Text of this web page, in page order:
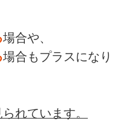
場合や、
場合もプラスになり
れています。